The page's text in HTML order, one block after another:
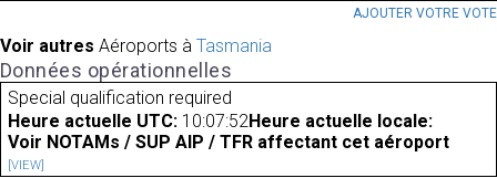
AJOUTER VOTRE VOTE
Voir autres Aéroports à Tasmania
Données opérationnelles
Special qualification required
Heure actuelle UTC: 10:07:52Heure actuelle locale:
Voir NOTAMs / SUP AIP / TFR affectant cet aéroport
[VIEW]